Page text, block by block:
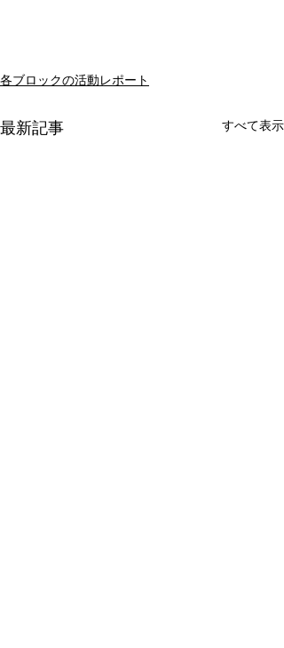
各ブロックの活動レポート
最新記事 すべて表示